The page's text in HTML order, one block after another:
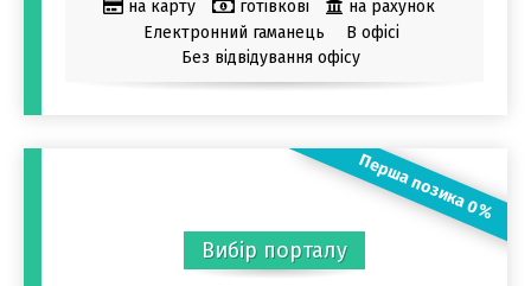
на карту готівкові
на рахунок
Електронний гаманець
В офісі
Без відвідування офісу
Вибір порталу
Перша позика 0%